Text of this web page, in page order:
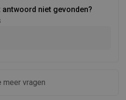
antwoord niet gevonden?
meer vragen